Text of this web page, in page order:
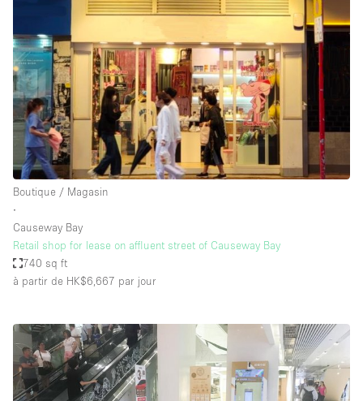
Boutique / Magasin
∙
Causeway Bay
Retail shop for lease on affluent street of Causeway Bay
740 sq ft
à partir de HK$6,667 par jour